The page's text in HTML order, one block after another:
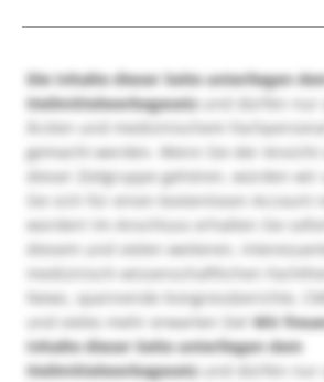
Die Inhalte dieser Seite unterliegen
Heilmittelwerbegesetzund dürfen nur
Ärzten und medizinischem
gemacht werden. Wenn Sie der Ansicht
dieser Zielgruppe gehören, würden wir
Sie sich für einen kostenlosen Account
würden! Im Anschluss erhalten Sie
diesem und vielen weiteren,
medizinisch-wissenschaftlichen
News, spannende Kongressberichte,
und vieles mehr erwarten Sie!Wir
Inhalte dieser Seite unterliegen dem
Heilmittelwerbegesetzund dürfen nur